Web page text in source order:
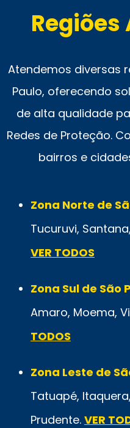
Atendemos diversas
Paulo, oferecendo
de alta qualidade
Redes de Proteção.
bairros e
Zona Norte de
Tucuruvi,
VER TODOS
Zona Sul de São
Amaro, Moema,
TODOS
Zona Leste de
Tatuapé,
Prudente. VER